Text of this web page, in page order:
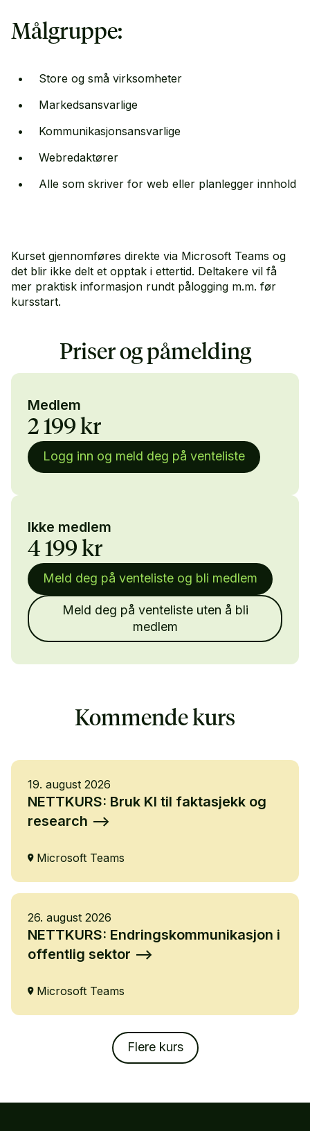
Målgruppe:
Store og små virksomheter
Markedsansvarlige
Kommunikasjonsansvarlige
Webredaktører
Alle som skriver for web eller planlegger innhold
Kurset gjennomføres direkte via Microsoft Teams og
det blir ikke delt et opptak i ettertid. Deltakere vil få
mer praktisk informasjon rundt pålogging m.m. før
kursstart.
Priser og påmelding
Medlem
2 199 kr
Logg inn og meld deg på venteliste
Ikke medlem
4 199 kr
Meld deg på venteliste og bli medlem
Meld deg på venteliste uten å bli
medlem
Kommende kurs
19. august 2026
NETTKURS: Bruk KI til faktasjekk og
research
Microsoft Teams
26. august 2026
NETTKURS: Endringskommunikasjon i
offentlig sektor
Microsoft Teams
Flere kurs